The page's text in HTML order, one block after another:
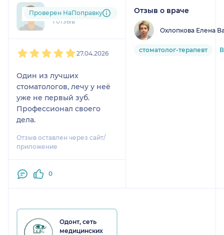
lid....@....ru
1 отзыв
Проверен НаПоправку
27.04.2026
Один из лучших
стоматологов, лечу у неё
уже не первый зуб.
Профессионал своего
дела.
Отзыв оставлен через сайт/
приложение
0
Отзыв о враче
Охлопкова Елена
стоматолог-терапевт
Одонт, сеть
медицинских